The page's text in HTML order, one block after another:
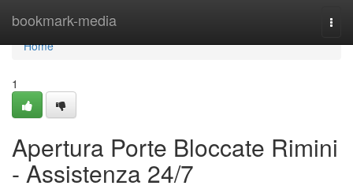
bookmark-media
Home
Home
1
Apertura Porte Bloccate Rimini
- Assistenza 24/7